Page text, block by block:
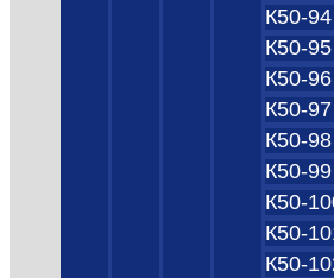
К50-94
К50-95
К50-96
К50-97
К50-98
К50-99
К50-
К50-
К50-